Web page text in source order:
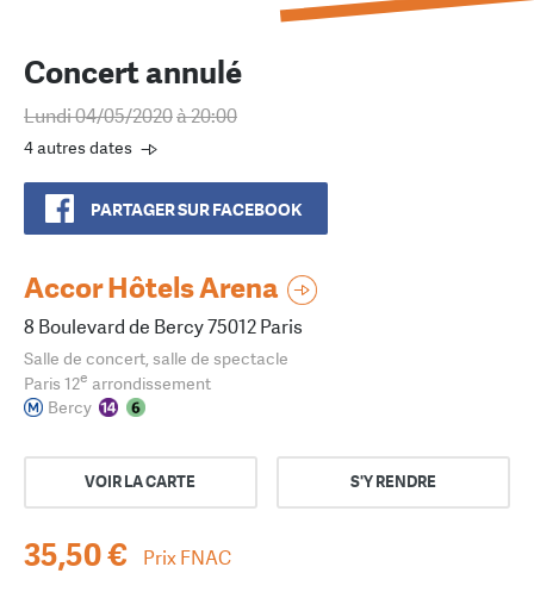
Concert annulé
Lundi 04/05/2020à 20:00
4 autres dates
PARTAGER SUR FACEBOOK
Accor Hôtels Arena
8 Boulevard de Bercy 75012 Paris
Salle de concert, salle de spectacle
Paris 12e arrondissement
Bercy
VOIR LA CARTE S'Y RENDRE
35,50 € Prix FNAC